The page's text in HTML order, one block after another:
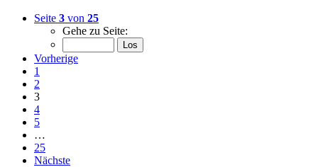
Seite 3 von 25
Gehe zu Seite:
Vorherige
1
2
3
4
5
…
25
Nächste